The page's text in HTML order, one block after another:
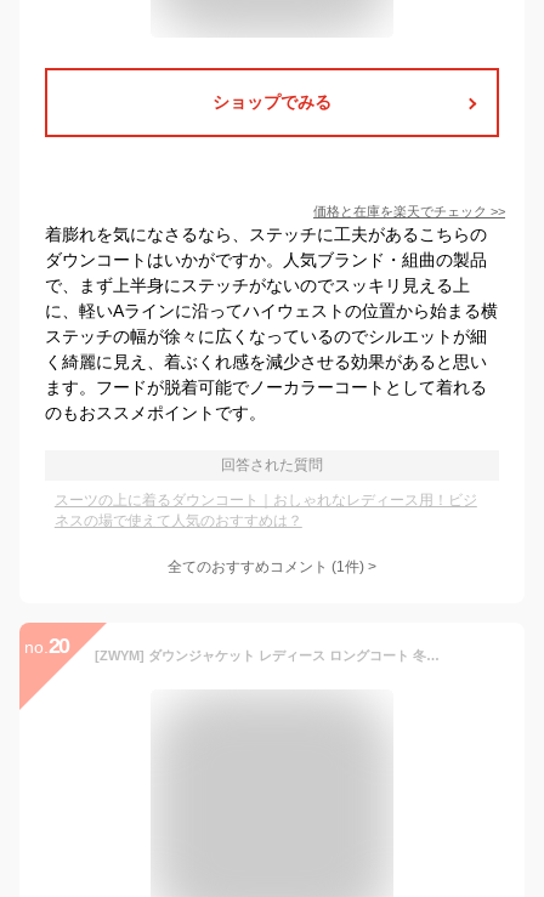
ショップでみる
価格と在庫を楽天でチェック >>
着膨れを気になさるなら、ステッチに工夫があるこちらの
ダウンコートはいかがですか。人気ブランド・組曲の製品
で、まず上半身にステッチがないのでスッキリ見える上
に、軽いAラインに沿ってハイウェストの位置から始まる横
ステッチの幅が徐々に広くなっているのでシルエットが細
く綺麗に見え、着ぶくれ感を減少させる効果があると思い
ます。フードが脱着可能でノーカラーコートとして着れる
のもおススメポイントです。
回答された質問
スーツの上に着るダウンコート｜おしゃれなレディース用！ビジ
ネスの場で使えて人気のおすすめは？
全てのおすすめコメント (1件) >
no. 20 [ZWYM] ダウンジャケット レディース ロングコート 冬服 厚手 ダウンコート L 上品 中綿コート カジュアル 膝丈 アウター ダウン 体型カバー 着痩せ 綿服 シンプル スタイリッシュ 大きいサイズ ブラック 暖かい おしゃれ